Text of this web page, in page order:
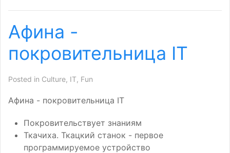
Афина -
покровительница IT
Posted in Culture, IT, Fun
Афина - покровительница IT
Покровительствует знаниям
Ткачиха. Ткацкий станок - первое
программируемое устройство